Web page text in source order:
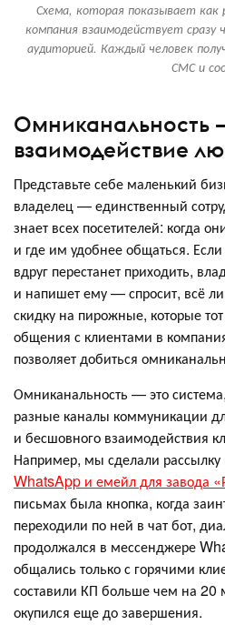
Схема, которая показывает
компания взаимодействует сразу
аудиторией. Каждый человек
СМС и
Омниканальность
взаимодействие
Представьте себе маленький
владелец — единственный
знает всех посетителей: когда
и где им удобнее общаться.
вдруг перестанет приходить,
и напишет ему — спросит, всё
скидку на пирожные, которые
общения с клиентами в
позволяет добиться
Омниканальность — это
разные каналы коммуникации
и бесшовного взаимодействия
Например, мы сделали рассылку
WhatsApp и емейл для завода
письмах была кнопка, когда
переходили по ней в чат бот,
продолжался в мессенджере
общались только с горячими
составили КП больше чем на 20
окупился еще до завершения.